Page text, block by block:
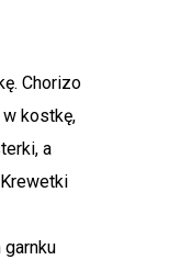
Chorizo
kostkę,
a